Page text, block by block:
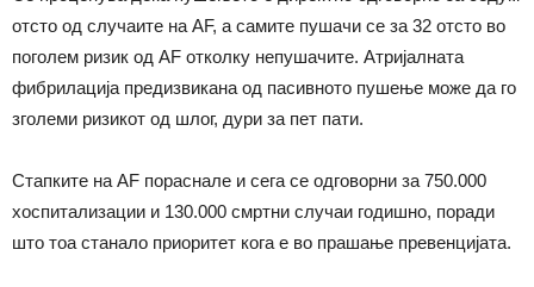
отсто од случаите на AF, а самите пушачи се за 32 отсто во
поголем ризик од AF отколку непушачите. Атријалната
фибрилација предизвикана од пасивното пушење може да го
зголеми ризикот од шлог, дури за пет пати.
Стапките на AF пораснале и сега се одговорни за 750.000
хоспитализации и 130.000 смртни случаи годишно, поради
што тоа станало приоритет кога е во прашање превенцијата.